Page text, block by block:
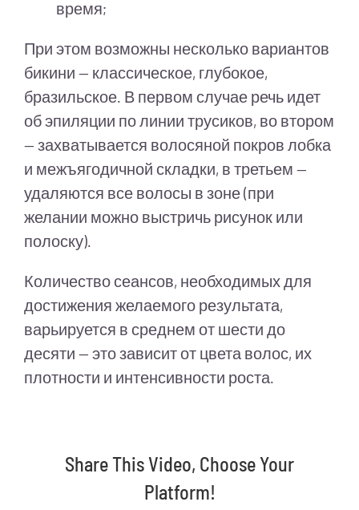
время;
При этом возможны несколько вариантов
бикини — классическое, глубокое,
бразильское. В первом случае речь идет
об эпиляции по линии трусиков, во втором
— захватывается волосяной покров лобка
и межъягодичной складки, в третьем —
удаляются все волосы в зоне (при
желании можно выстричь рисунок или
полоску).
Количество сеансов, необходимых для
достижения желаемого результата,
варьируется в среднем от шести до
десяти — это зависит от цвета волос, их
плотности и интенсивности роста.
Share This Video, Choose Your
Platform!